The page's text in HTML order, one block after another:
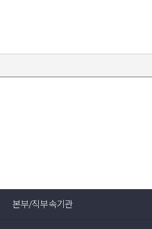
본부/직부속기관